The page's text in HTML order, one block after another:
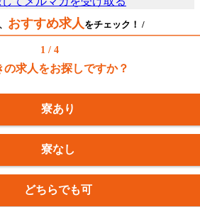
おすすめ求人 をチェック！ /
1 / 4
の求人をお探しですか？
寮あり
寮なし
どちらでも可